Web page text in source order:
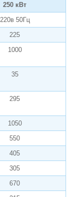
250 кВт
220в 50Гц
225
1000
35
295
1050
550
405
305
670